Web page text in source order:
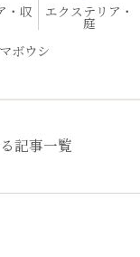
・収 エクステリア・
庭
ボウシ
記事一覧